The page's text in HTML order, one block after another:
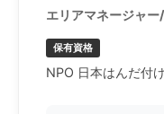
エリアマネージャ
保有資格
NPO 日本はんだ付